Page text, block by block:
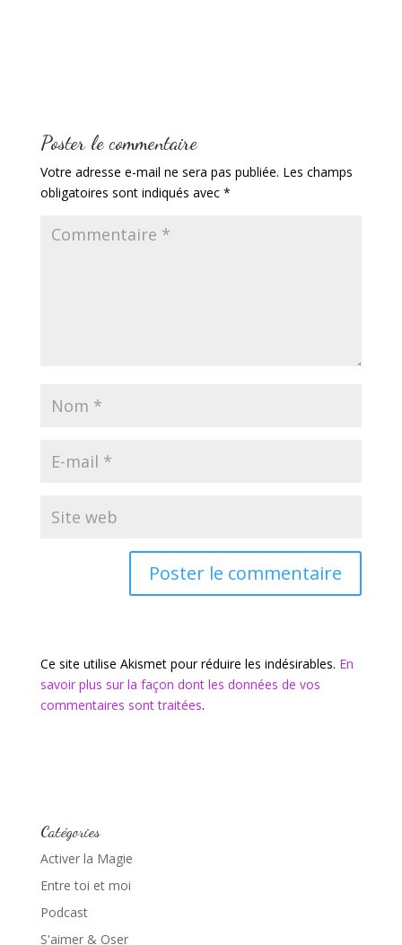
Poster le commentaire
Votre adresse e-mail ne sera pas publiée. Les champs
obligatoires sont indiqués avec *
Ce site utilise Akismet pour réduire les indésirables. En
savoir plus sur la façon dont les données de vos
commentaires sont traitées.
Catégories
Activer la Magie
Entre toi et moi
Podcast
S'aimer & Oser